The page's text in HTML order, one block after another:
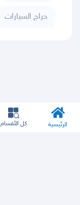
حراج السيارات
الرئيسية كل الأقسام